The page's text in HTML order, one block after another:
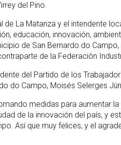
del Pino.
La Matanza y el intendente
educación, innovación,
de San Bernardo do
de la Federación
del Partido de los
do Campo, Moisés Selerges
medidas para aumentar
de la innovación del país, y
Así que muy felices, y el